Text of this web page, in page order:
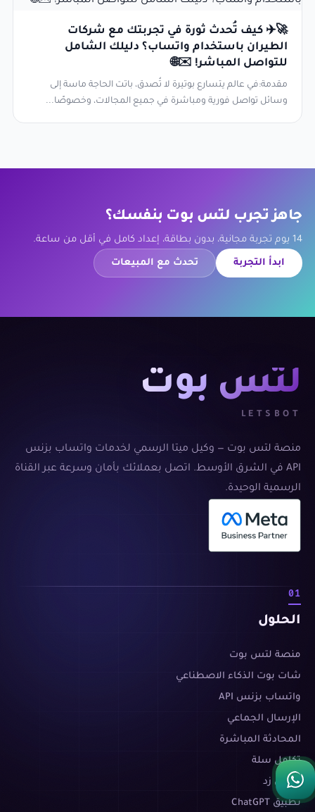
🚀✈️ كيف تُحدث ثورة في تجربتك مع شركات
الطيران باستخدام واتساب؟ دليلك الشامل
للتواصل المباشر! ✉️🌐
مقدمة:في عالم يتسارع بوتيرة لا تُصدق، باتت الحاجة ماسة إلى
وسائل تواصل فورية ومباشرة في جميع المجالات، وخصوصًا...
جاهز تجرب لتس بوت بنفسك؟
14 يوم تجربة مجانية، بدون بطاقة، إعداد كامل في أقل من ساعة.
ابدأ التجربة تحدث مع المبيعات
لتس بوت
LETSBOT
منصة لتس بوت — وكيل ميتا الرسمي لخدمات واتساب بزنس
API في الشرق الأوسط. اتصل بعملائك بأمان وسرعة عبر القناة
الرسمية الوحيدة.
01
الحلول
منصة لتس بوت
شات بوت الذكاء الاصطناعي
واتساب بزنس API
الإرسال الجماعي
المحادثة المباشرة
تكامل سلة
تكامل زد
تطبيق ChatGPT